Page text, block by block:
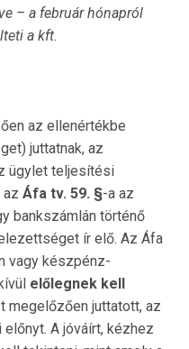
– a február hónapról
a kft.
az ellenértékbe
juttatnak, az
ügylet teljesítési
az Áfa tv. 59. §-a az
bankszámlán történő
ír elő. Az Áfa
vagy készpénz-
előlegnek kell
megelőzően juttatott, az
A jóváírt, kézhez